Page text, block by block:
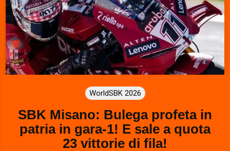
WorldSBK 2026
SBK Misano: Bulega profeta in
patria in gara-1! E sale a quota
23 vittorie di fila!